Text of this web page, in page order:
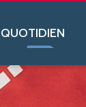
vérifier.